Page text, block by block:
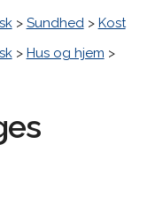
> Sundhed> Kost
> Hus og hjem >